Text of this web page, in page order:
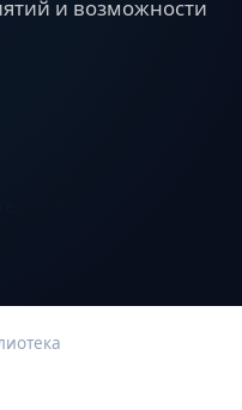
и возможности